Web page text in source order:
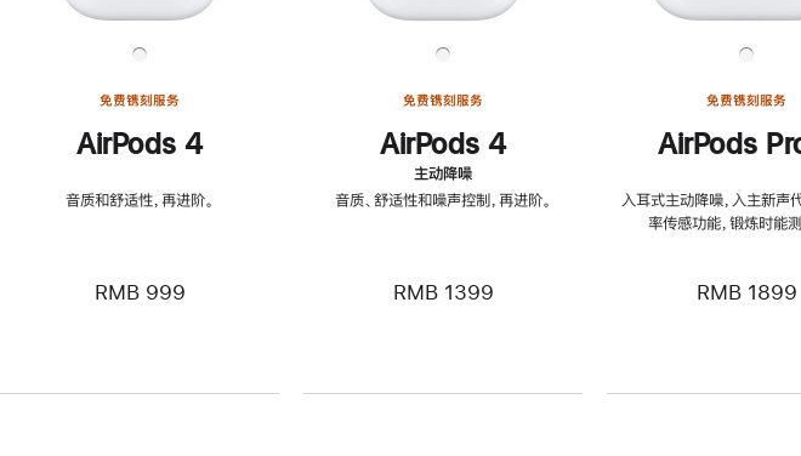
免费镌刻服务
AirPods 4
音质和舒适性，再进阶。
RMB 999
免费镌刻服务
AirPods 4
主动降噪
音质、舒适性和噪声控制，再进阶。
RMB 1399
免费镌刻服务
AirPods
入耳式主动降噪，入主新声
率传感功能，锻炼时能
RMB 1899